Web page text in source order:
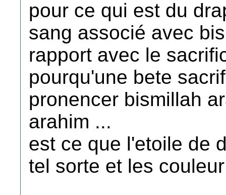
pour ce qui est du
sang associé avec
rapport avec le
pourqu'une bete
pronencer bismillah
arahim ...
est ce que l'etoile de
tel sorte et les